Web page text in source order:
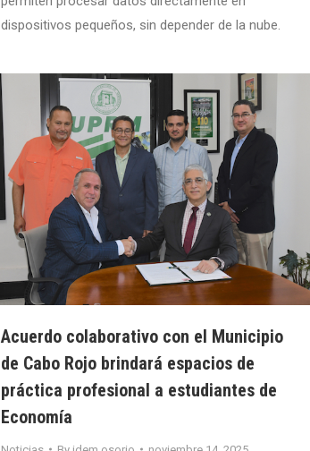
dispositivos pequeños, sin depender de la nube.
Acuerdo colaborativo con el Municipio
de Cabo Rojo brindará espacios de
práctica profesional a estudiantes de
Economía